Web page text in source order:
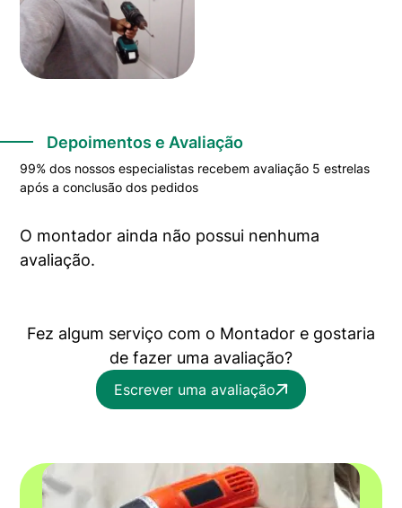
Depoimentos e Avaliação
99% dos nossos especialistas recebem avaliação 5 estrelas
após a conclusão dos pedidos
O montador ainda não possui nenhuma
avaliação.
Fez algum serviço com o Montador e gostaria
de fazer uma avaliação?
Escrever uma avaliação